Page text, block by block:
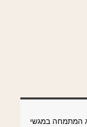
המתמחה במגשי